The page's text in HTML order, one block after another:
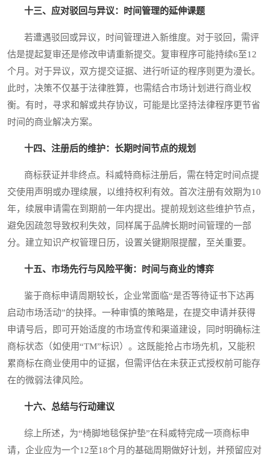
十三、应对驳回与异议：时间管理的延伸课题
若遭遇驳回或异议，时间管理进入新维度。对于驳回，需评
估是提起复审还是修改申请重新提交。复审程序可能持续6至12
个月。对于异议，双方提交证据、进行听证的程序则更为漫长。
此时，决策不仅基于法律胜算，也需结合市场计划进行商业权
衡。有时，寻求和解或共存协议，可能是比坚持法律程序更节省
时间的商业解决方案。
十四、注册后的维护：长期时间节点的规划
商标获证并非终点。科威特商标注册后，需在特定时间点提
交使用声明或办理续展，以维持权利有效。首次注册有效期为10
年，续展申请需在到期前一年内提出。提前规划这些维护节点，
避免因疏忽导致权利失效，同样属于品牌长期时间管理的一部
分。建立知识产权管理日历，设置关键期限提醒，至关重要。
十五、市场先行与风险平衡：时间与商业的博弈
鉴于商标申请周期较长，企业常面临“是否等待证书下达再
启动市场活动”的抉择。一种审慎的策略是，在提交申请并获得
申请号后，即可开始适度的市场宣传和渠道建设，同时明确标注
商标状态（如使用“TM”标识）。这既能抢占市场先机，又能积
累商标在商业使用中的证据，但需评估在未获正式授权前可能存
在的微弱法律风险。
十六、总结与行动建议
综上所述，为“椅脚地毯保护垫”在科威特完成一项商标申
请，企业应为一个12至18个月的基础周期做好计划，并预留应对